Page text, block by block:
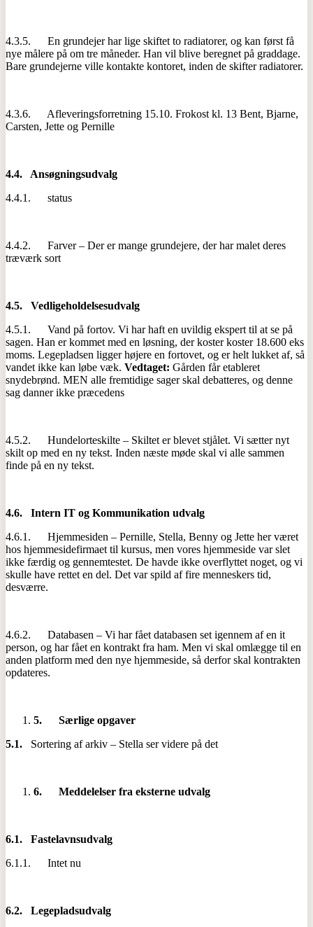
4.3.5. En grundejer har lige skiftet to radiatorer, og kan først få
nye målere på om tre måneder. Han vil blive beregnet på graddage.
Bare grundejerne ville kontakte kontoret, inden de skifter radiatorer.
4.3.6. Afleveringsforretning 15.10. Frokost kl. 13 Bent, Bjarne,
Carsten, Jette og Pernille
4.4. Ansøgningsudvalg
4.4.1. status
4.4.2. Farver – Der er mange grundejere, der har malet deres
træværk sort
4.5. Vedligeholdelsesudvalg
4.5.1. Vand på fortov. Vi har haft en uvildig ekspert til at se på
sagen. Han er kommet med en løsning, der koster koster 18.600 eks
moms. Legepladsen ligger højere en fortovet, og er helt lukket af, så
vandet ikke kan løbe væk. Vedtaget: Gården får etableret
snydebrønd. MEN alle fremtidige sager skal debatteres, og denne
sag danner ikke præcedens
4.5.2. Hundelorteskilte – Skiltet er blevet stjålet. Vi sætter nyt
skilt op med en ny tekst. Inden næste møde skal vi alle sammen
finde på en ny tekst.
4.6. Intern IT og Kommunikation udvalg
4.6.1. Hjemmesiden – Pernille, Stella, Benny og Jette her været
hos hjemmesidefirmaet til kursus, men vores hjemmeside var slet
ikke færdig og gennemtestet. De havde ikke overflyttet noget, og vi
skulle have rettet en del. Det var spild af fire menneskers tid,
desværre.
4.6.2. Databasen – Vi har fået databasen set igennem af en it
person, og har fået en kontrakt fra ham. Men vi skal omlægge til en
anden platform med den nye hjemmeside, så derfor skal kontrakten
opdateres.
5. Særlige opgaver
5.1. Sortering af arkiv – Stella ser videre på det
6. Meddelelser fra eksterne udvalg
6.1. Fastelavnsudvalg
6.1.1. Intet nu
6.2. Legepladsudvalg